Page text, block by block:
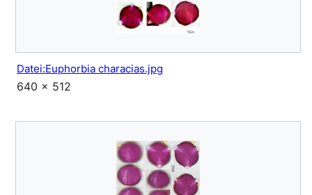
Datei:Euphorbia characias.jpg
640 × 512